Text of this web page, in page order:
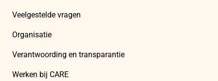
Veelgestelde vragen
Organisatie
Verantwoording en transparantie
Werken bij CARE